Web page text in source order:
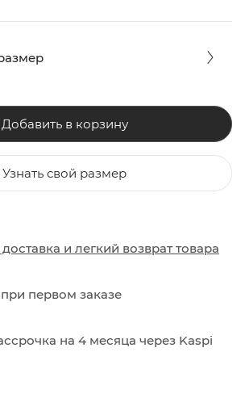
Добавить в корзину
Узнать свой размер
и легкий возврат товара
при первом заказе
на 4 месяца через Kaspi